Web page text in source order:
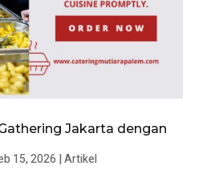
Jakarta dengan
15, 2026 |Artikel